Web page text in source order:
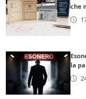
che
la